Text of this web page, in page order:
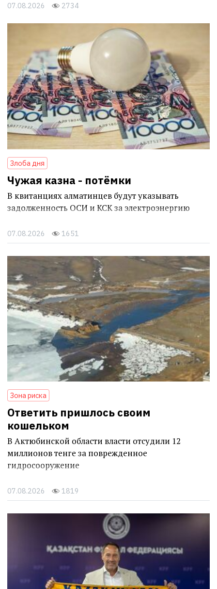
07.08.2026 2734
Злоба дня
Чужая казна - потёмки
В квитанциях алматинцев будут указывать
задолженность ОСИ и КСК за электроэнергию
07.08.2026 1651
Зона риска
Ответить пришлось своим
кошельком
В Актюбинской области власти отсудили 12
миллионов тенге за поврежденное
гидросооружение
07.08.2026 1819